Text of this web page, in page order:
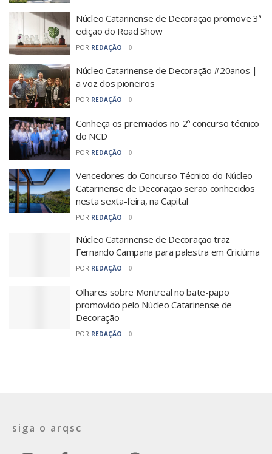
Núcleo Catarinense de Decoração promove 3ª
edição do Road Show
POR REDAÇÃO 0
Núcleo Catarinense de Decoração #20anos |
a voz dos pioneiros
POR REDAÇÃO 0
Conheça os premiados no 2º concurso técnico
do NCD
POR REDAÇÃO 0
Vencedores do Concurso Técnico do Núcleo
Catarinense de Decoração serão conhecidos
nesta sexta-feira, na Capital
POR REDAÇÃO 0
Núcleo Catarinense de Decoração traz
Fernando Campana para palestra em Criciúma
POR REDAÇÃO 0
Olhares sobre Montreal no bate-papo
promovido pelo Núcleo Catarinense de
Decoração
POR REDAÇÃO 0
siga o arqsc